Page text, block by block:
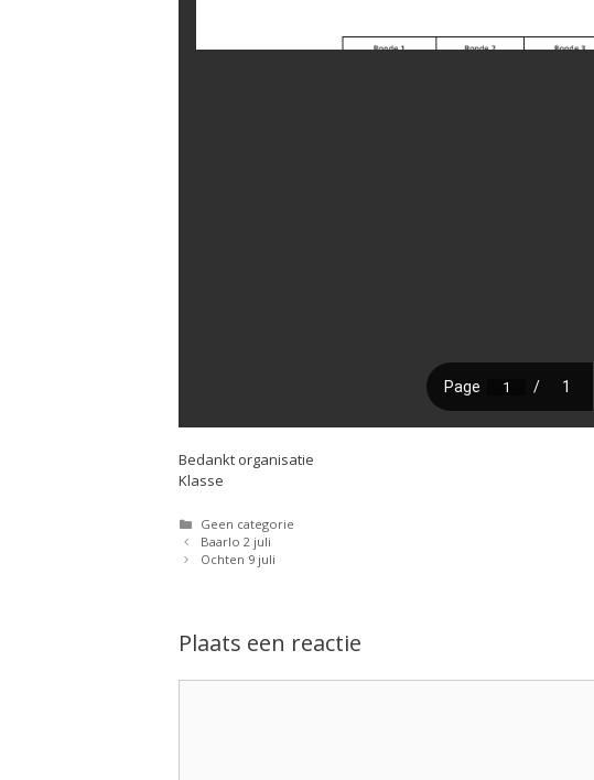
Bedankt organisatie
Klasse
Categorieën
Geen categorie
Baarlo 2 juli
Ochten 9 juli
Plaats een reactie